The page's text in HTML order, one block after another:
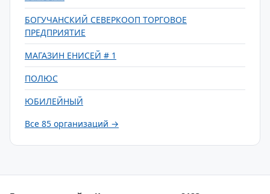
БОГУЧАНСКИЙ СЕВЕРКООП ТОРГОВОЕ
ПРЕДПРИЯТИЕ
МАГАЗИН ЕНИСЕЙ # 1
ПОЛЮС
ЮБИЛЕЙНЫЙ
Все 85 организаций →